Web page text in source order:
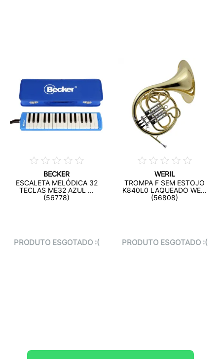
BECKER
ESCALETA MELÓDICA 32
TECLAS ME32 AZUL ...
(56778)
PRODUTO ESGOTADO :(
WERIL
TROMPA F SEM ESTOJO
K840L0 LAQUEADO WE...
(56808)
PRODUTO ESGOTADO :(